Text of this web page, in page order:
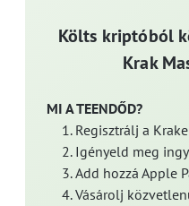
Költs kriptóból
Krak
MI A TEENDŐD?
Regisztrálj a
Igényeld meg
Add hozzá Apple
Vásárolj